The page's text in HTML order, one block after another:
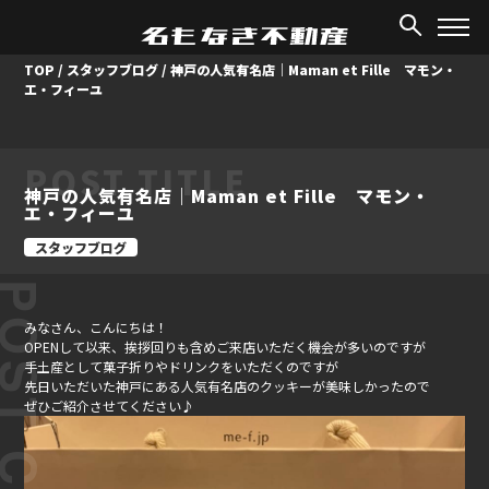
TOP / スタッフブログ /神戸の人気有名店｜Maman et Fille マモン・
エ・フィーユ
POST TITLE
神戸の人気有名店｜Maman et Fille マモン・
エ・フィーユ
スタッフブログ
みなさん、こんにちは！
OPENして以来、挨拶回りも含めご来店いただく機会が多いのですが
手土産として菓子折りやドリンクをいただくのですが
先日いただいた神戸にある人気有名店のクッキーが美味しかったので
ぜひご紹介させてください♪